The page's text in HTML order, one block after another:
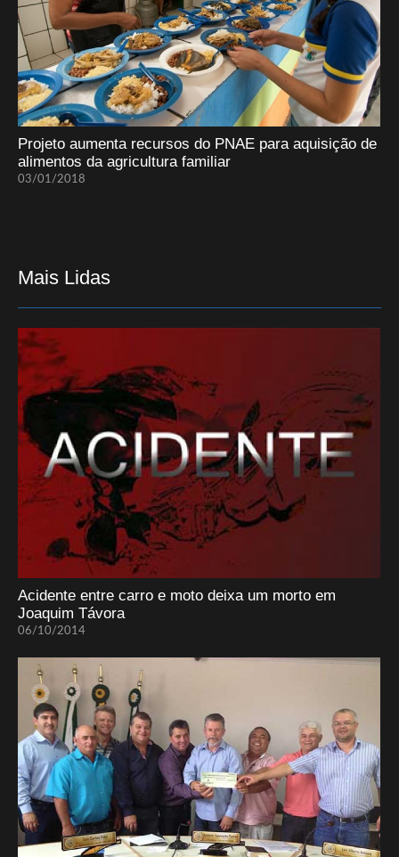
Projeto aumenta recursos do PNAE para aquisição de
alimentos da agricultura familiar
03/01/2018
Mais Lidas
Acidente entre carro e moto deixa um morto em
Joaquim Távora
06/10/2014